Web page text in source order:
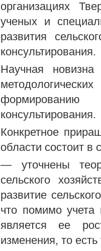
организациях
ученых и
развития
консультирования.
Научная новизна
формированию
консультирования.
Конкретное
области состоит
— уточнены
сельского
развитие
что помимо учета
является ее
изменения, то